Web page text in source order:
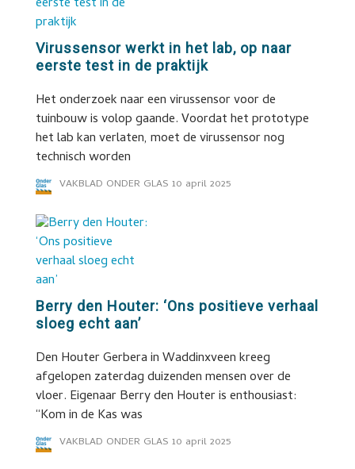
Virussensor werkt in het lab, op naar
eerste test in de praktijk
Het onderzoek naar een virussensor voor de
tuinbouw is volop gaande. Voordat het prototype
het lab kan verlaten, moet de virussensor nog
technisch worden
VAKBLAD ONDER GLAS 10 april 2025
Berry den Houter: ‘Ons positieve verhaal
sloeg echt aan’
Den Houter Gerbera in Waddinxveen kreeg
afgelopen zaterdag duizenden mensen over de
vloer. Eigenaar Berry den Houter is enthousiast:
“Kom in de Kas was
VAKBLAD ONDER GLAS 10 april 2025